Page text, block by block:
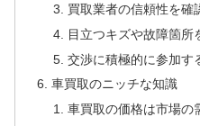
買取業者の信頼性を確
目立つキズや故障箇所
交渉に積極的に参加す
車買取のニッチな知識
車買取の価格は市場の